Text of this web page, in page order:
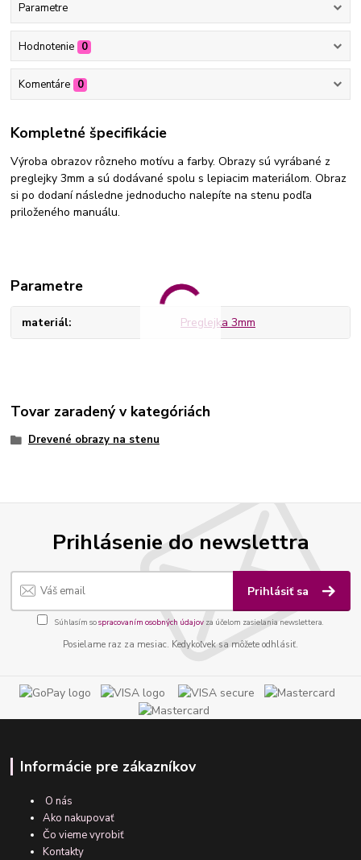
Parametre
Hodnotenie 0
Komentáre 0
Kompletné špecifikácie
Výroba obrazov rôzneho motívu a farby. Obrazy sú vyrábané z
preglejky 3mm a sú dodávané spolu s lepiacim materiálom. Obraz
si po dodaní následne jednoducho nalepíte na stenu podľa
priloženého manuálu.
Parametre
materiál Preglejka 3mm
Tovar zaradený v kategóriách
Drevené obrazy na stenu
Prihlásenie do newslettra
Prihlásiť sa
Súhlasím sospracovaním osobných údajov za účelom zasielania newslettera.
Posielame raz za mesiac. Kedykoľvek sa môžete odhlásiť.
Informácie pre zákazníkov
O nás
Ako nakupovať
Čo vieme vyrobiť
Kontakty